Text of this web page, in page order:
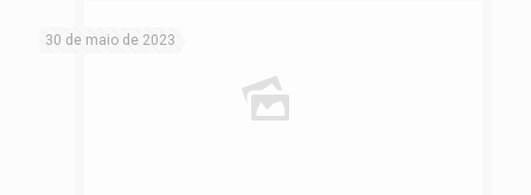
30 de maio de 2023